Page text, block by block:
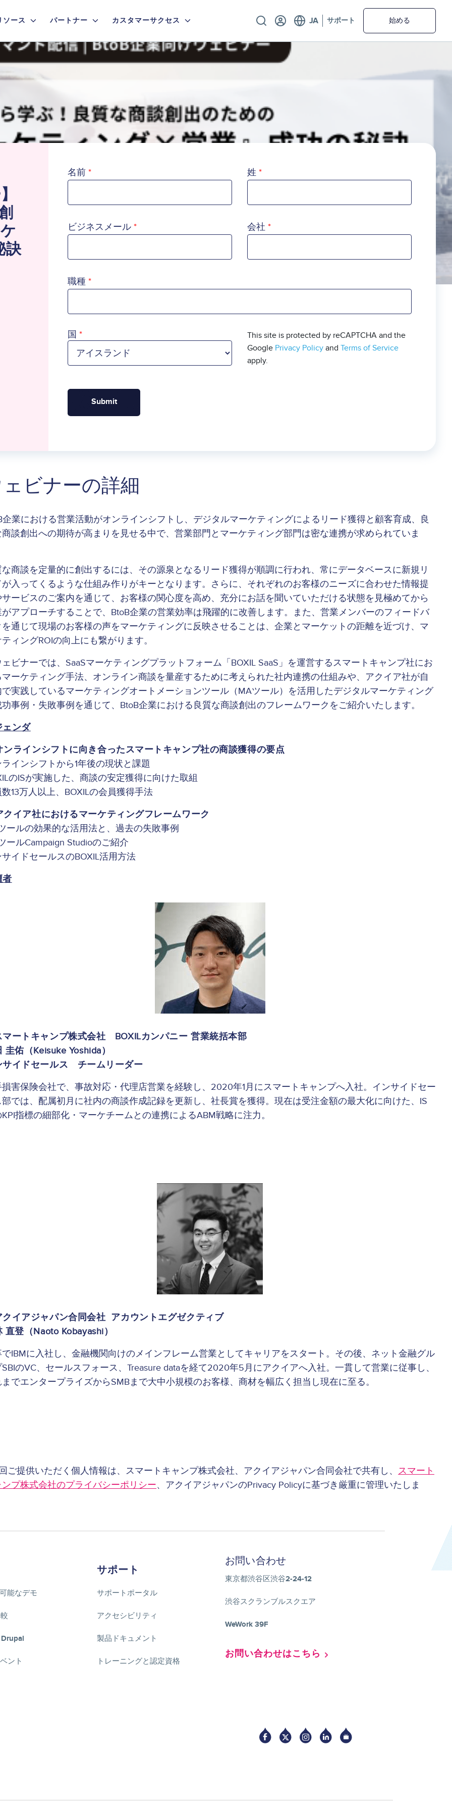
ソース パートナー カスタマーサクセス Utility サポート 始める
訣
名前 姓
ビジネスメール 会社
職種
国
国
This site is protected by reCAPTCHA and the
Google Privacy Policy andTerms of Service
apply.
ビナーの詳細
企業における営業活動がオンラインシフトし、デジタルマーケティングによるリード獲得と顧客育成、良
商談創出への期待が高まりを見せる中で、営業部門とマーケティング部門は密な連携が求められていま
な商談を定量的に創出するには、その源泉となるリード獲得が順調に行われ、常にデータベースに新規リ
が入ってくるような仕組み作りがキーとなります。さらに、それぞれのお客様のニーズに合わせた情報提
ービスのご案内を通じて、お客様の関心度を高め、充分にお話を聞いていただける状態を見極めてから
アプローチすることで、BtoB企業の営業効率は飛躍的に改善します。また、営業メンバーのフィードバ
を通じて現場のお客様の声をマーケティングに反映させることは、企業とマーケットの距離を近づけ、マ
ィングROIの向上にも繋がります。
ェビナーでは、SaaSマーケティングプラットフォーム「BOXIL SaaS」を運営するスマートキャンプ社にお
マーケティング手法、オンライン商談を量産するために考えられた社内連携の仕組みや、アクイア社が自
実践しているマーケティングオートメーションツール（MAツール）を活用したデジタルマーケティング
事例・失敗事例を通じて、BtoB企業における良質な商談創出のフレームワークをご紹介いたします。
ェンダ
ンラインシフトに向き合ったスマートキャンプ社の商談獲得の要点
ラインシフトから1年後の現状と課題
のISが実施した、商談の安定獲得に向けた取組
13万人以上、BOXILの会員獲得手法
クイア社におけるマーケティングフレームワーク
ールの効果的な活用法と、過去の失敗事例
ールCampaign Studioのご紹介
サイドセールスのBOXIL活用方法
者
Image
マートキャンプ株式会社 BOXILカンパニー 営業統括本部
圭佑（Keisuke Yoshida）
サイドセールス チームリーダー
損害保険会社で、事故対応・代理店営業を経験し、2020年1月にスマートキャンプへ入社。インサイドセー
部では、配属初月に社内の商談作成記録を更新し、社長賞を獲得。現在は受注金額の最大化に向けた、IS
指標の細部化・マーケチームとの連携によるABM戦略に注力。
Image
クイアジャパン合同会社 アカウントエグゼクティブ
直登（Naoto Kobayashi）
でIBMに入社し、金融機関向けのメインフレーム営業としてキャリアをスタート。その後、ネット金融グル
SBIのVC、セールスフォース、Treasure dataを経て2020年5月にアクイアへ入社。一貫して営業に従事し、
までエンタープライズからSMBまで大中小規模のお客様、商材を幅広く担当し現在に至る。
ご提供いただく個人情報は、スマートキャンプ株式会社、アクイアジャパン合同会社で共有し、 スマート
ンプ株式会社のプライバシーポリシー、アクイアジャパンのPrivacy Policyに基づき厳重に管理いたしま
能なデモ
ント
サポート
サポートポータル
アクセシビリティ
製品ドキュメント
トレーニングと認定資格
お問い合わせ
東京都渋谷区渋谷2-24-12
渋谷スクランブルスクエア
WeWork 39F
お問い合わせはこちら